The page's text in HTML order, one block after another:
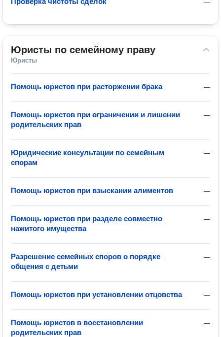
—
Юристы по семейному праву
Юристы
—
Помощь юристов при расторжении брака
—
Помощь юристов при ограничении и лишении
родительских прав
—
Юридические консультации по семейным
спорам
—
Помощь юристов при взыскании алиментов
—
Помощь юристов при разделе совместно
нажитого имущества
—
Разрешение семейных споров о порядке
общения с детьми
—
Помощь юристов при установлении отцовства
—
Помощь юристов в восстановлении
родительских прав